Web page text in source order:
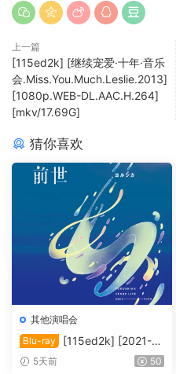
上一篇
[115ed2k] [继续宠爱·十年·音乐
会.Miss.You.Much.Leslie.2013]
[1080p.WEB-DL.AAC.H.264]
[mkv/17.69G]
猜你喜欢
其他演唱会
Blu-ray
[115ed2k] [2021-夜
鹿：「前世」线上演唱会][M
5天前 50